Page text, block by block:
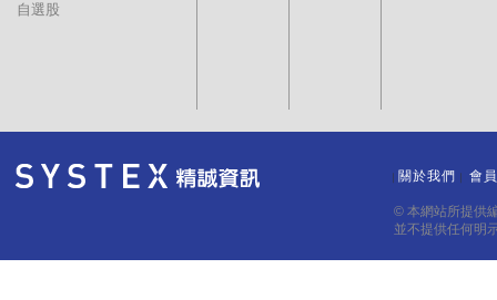
自選股
關於我們 會
© 本網站所提供
並不提供任何明